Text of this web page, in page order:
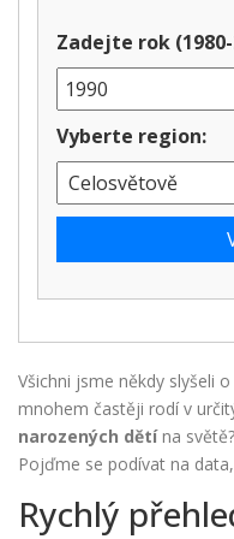
Zadejte rok
Vyberte region:
Všichni jsme někdy slyšeli
mnohem častěji rodí v
narozených dětína
Pojďme se podívat na
Rychlý